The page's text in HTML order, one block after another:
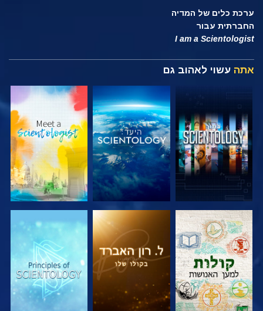
ערכת כלים של המדיה
החברתית עבור
I am a Scientologist
אתה עשוי לאהוב גם
בדוק את הסדרה בדוק את הסדרה בדוק את הסדרה